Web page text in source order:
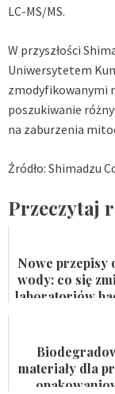
LC-MS/MS.
W przyszłości
Uniwersytetem
zmodyfikowanymi
poszukiwanie
na zaburzenia
Źródło: Shimadzu
Przeczytaj
Nowe przepisy
wody: co się
laboratoriów
materiały dla